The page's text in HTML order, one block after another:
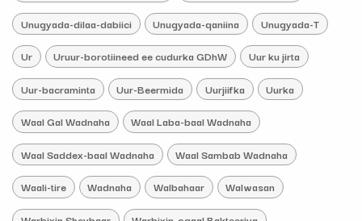
Unugyada-dilaa-dabiici Unugyada-qaniina Unugyada-T
Ur Uruur-borotiineed ee cudurka GDhW Uur ku jirta
Uur-bacraminta Uur-Beermida Uurjiifka Uurka
Waal Gal Wadnaha Waal Laba-baal Wadnaha
Waal Saddex-baal Wadnaha Waal Sambab Wadnaha
Waali-tire Wadnaha Walbahaar Walwasan